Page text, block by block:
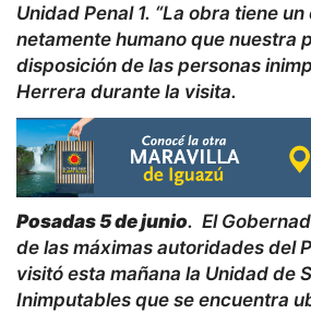
Unidad Penal 1. “La obra tiene
netamente humano que nuestra
disposición de las personas
Herrera durante la visita.
Posadas 5 de junio. El
de las máximas autoridades del
visitó esta mañana la Unidad de
Inimputables que se encuentra